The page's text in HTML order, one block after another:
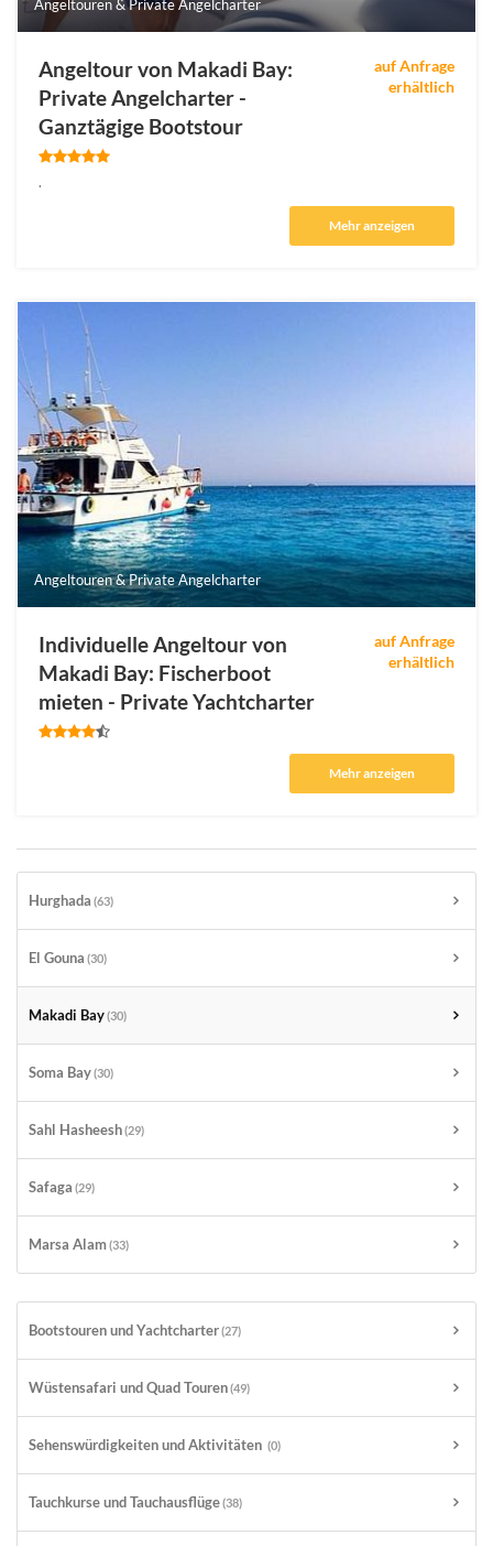
Hurghada (63)
El Gouna (30)
Makadi Bay(30)
Soma Bay(30)
Sahl Hasheesh(29)
Safaga (29)
Marsa Alam(33)
Bootstouren und Yachtcharter(27)
Wüstensafari und Quad Touren(49)
Sehenswürdigkeiten und Aktivitäten (0)
Tauchkurse und Tauchausflüge(38)
Angeltouren & Private Angelcharter
Angeltour von Makadi Bay:
Private Angelcharter -
Ganztägige Bootstour
auf Anfrage
erhältlich
.
Mehr anzeigen
Angeltouren & Private Angelcharter
Individuelle Angeltour von
Makadi Bay: Fischerboot
mieten - Private Yachtcharter
auf Anfrage
erhältlich
Mehr anzeigen